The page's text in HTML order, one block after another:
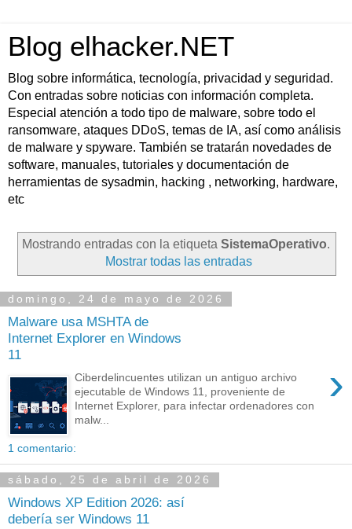
Blog elhacker.NET
Blog sobre informática, tecnología, privacidad y seguridad.
Con entradas sobre noticias con información completa.
Especial atención a todo tipo de malware, sobre todo el
ransomware, ataques DDoS, temas de IA, así como análisis
de malware y spyware. También se tratarán novedades de
software, manuales, tutoriales y documentación de
herramientas de sysadmin, hacking , networking, hardware,
etc
Mostrando entradas con la etiqueta SistemaOperativo.
Mostrar todas las entradas
domingo, 24 de mayo de 2026
Malware usa MSHTA de
Internet Explorer en Windows
11
›
Ciberdelincuentes utilizan un antiguo archivo
ejecutable de Windows 11, proveniente de
Internet Explorer, para infectar ordenadores con
malw...
1 comentario:
sábado, 25 de abril de 2026
Windows XP Edition 2026: así
debería ser Windows 11